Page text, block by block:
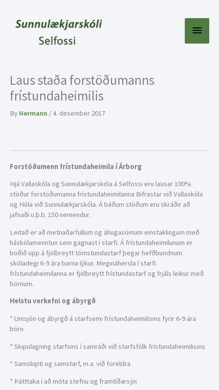
content
Main
Laus staða forstöðumanns
frístundaheimilis
By Hermann / 4. desember 2017
Forstöðumenn frístundaheimila í Árborg
Hjá Vallaskóla og Sunnulækjarskóla á Selfossi eru lausar 100%
stöður forstöðumanna frístundaheimilanna Bifrastar við Vallaskóla
og Hóla við Sunnulækjarskóla. Á báðum stöðum eru skráðir að
jafnaði u.þ.b. 150 nemendur.
Leitað er að metnaðarfullum og áhugasömum einstaklingum með
háskólamenntun sem gagnast í starfi. Á frístundaheimilunum er
boðið upp á fjölbreytt tómstundastarf þegar hefðbundnum
skóladegi 6-9 ára barna lýkur. Megináhersla í starfi
frístundaheimilanna er fjölbreytt frístundastarf og frjáls leikur með
börnum.
Helstu verkefni og ábyrgð
* Umsjón og ábyrgð á starfsemi frístundaheimilisins fyrir 6-9 ára
börn
* Skipulagning starfsins í samráði við starfsfólk frístundaheimilisins
* Samskipti og samstarf, m.a. við foreldra
* Þátttaka í að móta stefnu og framtíðarsýn